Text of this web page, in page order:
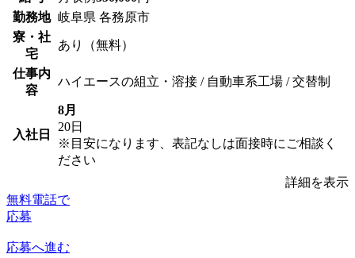
勤務地 岐阜県 各務原市
寮・社
宅
あり（無料）
仕事内
容
ハイエースの組立・溶接 / 自動車系工場 / 交替制
入社日
8月
20日
※目安になります、表記なしは面接時にご相談く
ださい
詳細を表示
無料電話で
応募
応募へ進む